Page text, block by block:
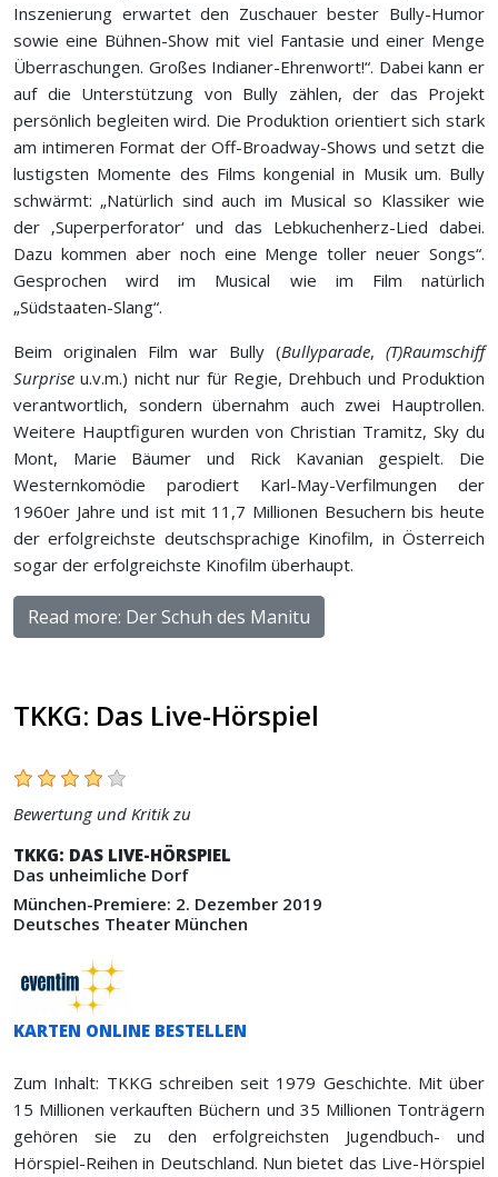
Inszenierung erwartet den Zuschauer bester Bully-Humor
sowie eine Bühnen-Show mit viel Fantasie und einer Menge
Überraschungen. Großes Indianer-Ehrenwort!“. Dabei kann er
auf die Unterstützung von Bully zählen, der das Projekt
persönlich begleiten wird. Die Produktion orientiert sich stark
am intimeren Format der Off-Broadway-Shows und setzt die
lustigsten Momente des Films kongenial in Musik um. Bully
schwärmt: „Natürlich sind auch im Musical so Klassiker wie
der ‚Superperforator‘ und das Lebkuchenherz-Lied dabei.
Dazu kommen aber noch eine Menge toller neuer Songs“.
Gesprochen wird im Musical wie im Film natürlich
„Südstaaten-Slang“.
Beim originalen Film war Bully (Bullyparade, (T)Raumschiff
Surprise u.v.m.) nicht nur für Regie, Drehbuch und Produktion
verantwortlich, sondern übernahm auch zwei Hauptrollen.
Weitere Hauptfiguren wurden von Christian Tramitz, Sky du
Mont, Marie Bäumer und Rick Kavanian gespielt. Die
Westernkomödie parodiert Karl-May-Verfilmungen der
1960er Jahre und ist mit 11,7 Millionen Besuchern bis heute
der erfolgreichste deutschsprachige Kinofilm, in Österreich
sogar der erfolgreichste Kinofilm überhaupt.
Read more: Der Schuh des Manitu
TKKG: Das Live-Hörspiel
Bewertung und Kritik zu
TKKG: DAS LIVE-HÖRSPIEL
Das unheimliche Dorf
München-Premiere: 2. Dezember 2019
Deutsches Theater München
KARTEN ONLINE BESTELLEN
Zum Inhalt: TKKG schreiben seit 1979 Geschichte. Mit über
15 Millionen verkauften Büchern und 35 Millionen Tonträgern
gehören sie zu den erfolgreichsten Jugendbuch- und
Hörspiel-Reihen in Deutschland. Nun bietet das Live-Hörspiel